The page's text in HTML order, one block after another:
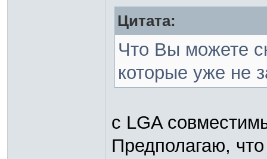
Цитата:
Что Вы можете
которые уже не
c LGA
Предполагаю,